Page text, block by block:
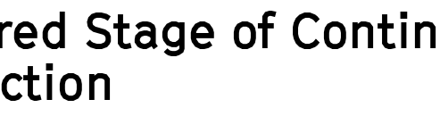
Stage of